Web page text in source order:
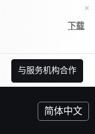
×
下载
与服务机构合作
简体中文